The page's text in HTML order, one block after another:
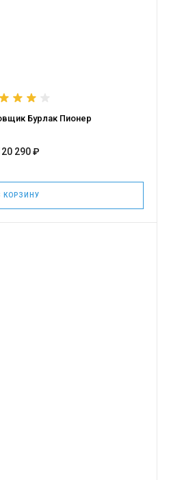
Бурлак Пионер
290 ₽
КОРЗИНУ